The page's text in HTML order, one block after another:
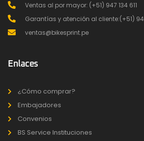
Ventas al por mayor: (+51) 947 134 611
Garantías y atención al cliente:(+51) 947
ventas@bikesprint.pe
Enlaces
¿Cómo comprar?
Embajadores
Convenios
BS Service Instituciones